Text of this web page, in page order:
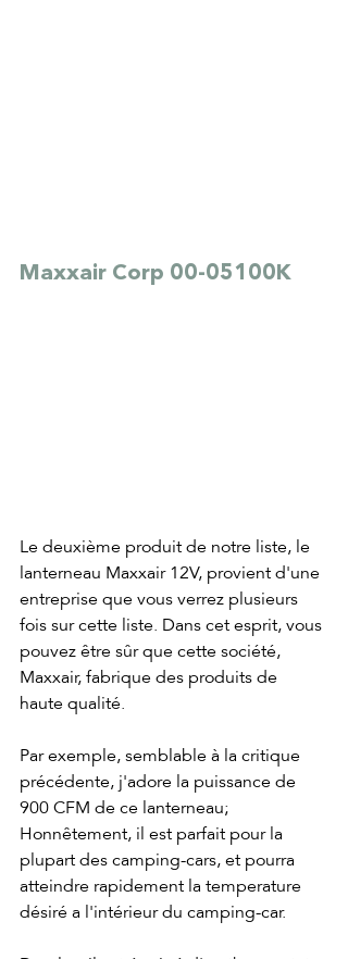
Maxxair Corp 00-05100K
Le deuxième produit de notre liste, le
lanterneau Maxxair 12V, provient d'une
entreprise que vous verrez plusieurs
fois sur cette liste. Dans cet esprit, vous
pouvez être sûr que cette société,
Maxxair, fabrique des produits de
haute qualité.
Par exemple, semblable à la critique
précédente, j'adore la puissance de
900 CFM de ce lanterneau;
Honnêtement, il est parfait pour la
plupart des camping-cars, et pourra
atteindre rapidement la temperature
désiré a l'intérieur du camping-car.